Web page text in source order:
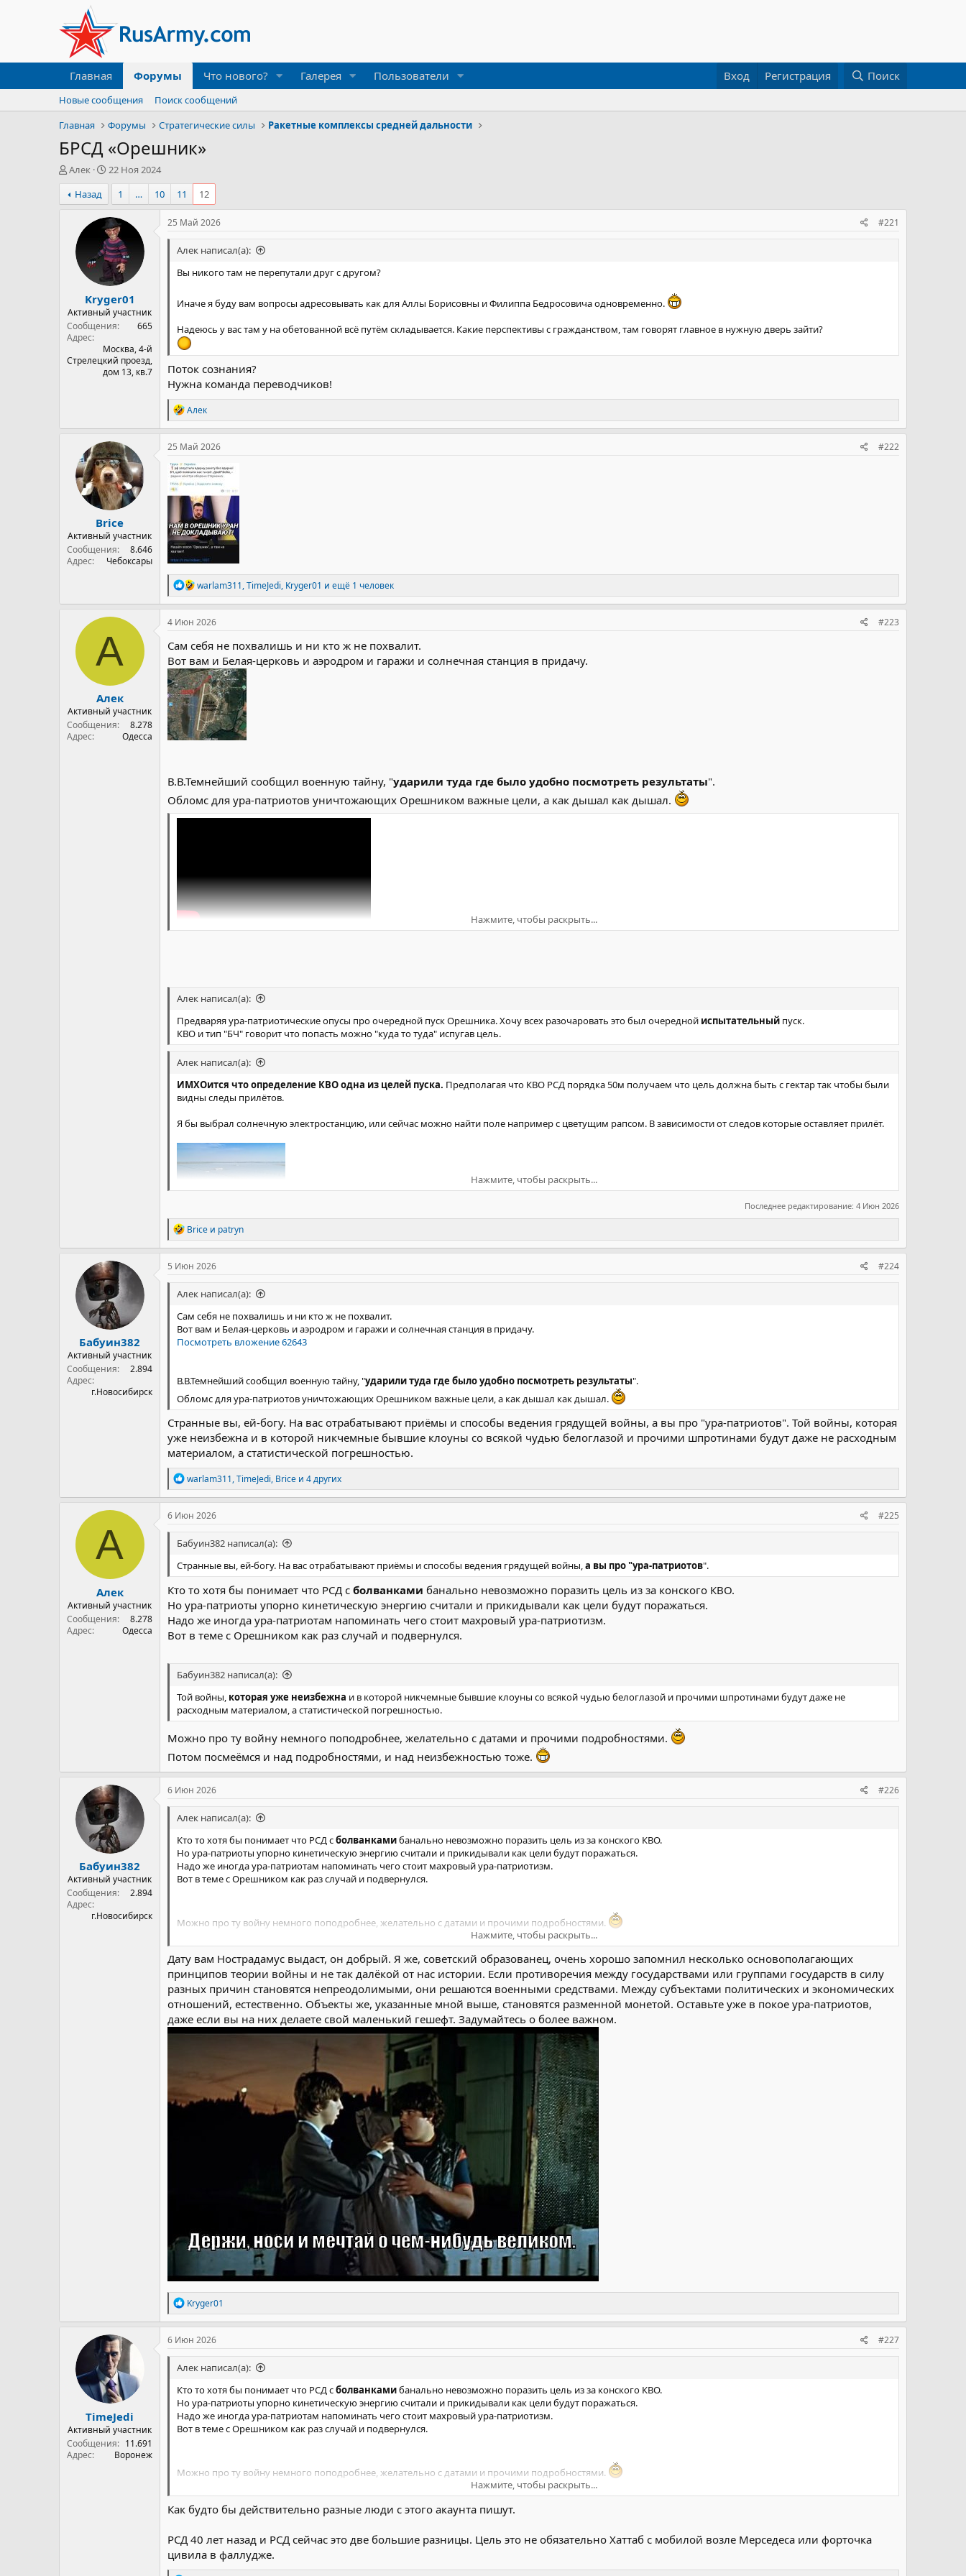
Главная Форумы Что нового? Галерея Пользователи Вход Регистрация Поиск
Новые сообщения
Поиск сообщений
Главная
Форумы Стратегические силы Ракетные комплексы средней дальности
БРСД «Орешник»
А
в
т
о
Алек
Д
а
а
н
а
ч
а
л
а
22 Ноя 2024
Назад
1 … 10 11 12
Kryger01
Активный участник
Сообщения
665
Адрес
Москва, 4-й
Стрелецкий проезд,
дом 13, кв.7
25 Май 2026 #221
Алек написал(а):
Вы никого там не перепутали друг с другом?
Иначе я буду вам вопросы адресовывать как для Аллы Борисовны и Филиппа Бедросовича одновременно.
Надеюсь у вас там у на обетованной всё путём складывается. Какие перспективы с гражданством, там говорят главное в нужную дверь зайти?
Поток сознания?
Нужна команда переводчиков!
Р
е
а
к
и
и
:
Алек
Brice
Активный участник
Сообщения
8.646
Адрес
Чебоксары
25 Май 2026 #222
Р
е
а
к
и
и
:
warlam311,TimeJedi, Kryger01 и ещё 1 человек
А
Алек
Активный участник
Сообщения
8.278
Адрес
Одесса
4 Июн 2026 #223
Сам себя не похвалишь и ни кто ж не похвалит.
Вот вам и Белая-церковь и аэродром и гаражи и солнечная станция в придачу.
В.В.Темнейший сообщил военную тайну, "ударили туда где было удобно посмотреть результаты".
Обломс для ура-патриотов уничтожающих Орешником важные цели, а как дышал как дышал.
Нажмите, чтобы раскрыть...
Алек написал(а):
Предваряя ура-патриотические опусы про очередной пуск Орешника. Хочу всех разочаровать это был очередной испытательный пуск.
КВО и тип "БЧ" говорит что попасть можно "куда то туда" испугав цель.
Алек написал(а):
ИМХОится что определение КВО одна из целей пуска. Предполагая что КВО РСД порядка 50м получаем что цель должна быть с гектар так чтобы были
видны следы прилётов.
Я бы выбрал солнечную электростанцию, или сейчас можно найти поле например с цветущим рапсом. В зависимости от следов которые оставляет прилёт.
Нажмите, чтобы раскрыть...
Последнее редактирование: 4 Июн 2026
Р
е
а
к
и
Brice и patryn
Бабуин382
Активный участник
Сообщения
2.894
Адрес
г.Новосибирск
5 Июн 2026 #224
Алек написал(а):
Сам себя не похвалишь и ни кто ж не похвалит.
Вот вам и Белая-церковь и аэродром и гаражи и солнечная станция в придачу.
Посмотреть вложение 62643
В.В.Темнейший сообщил военную тайну, "ударили туда где было удобно посмотреть результаты".
Обломс для ура-патриотов уничтожающих Орешником важные цели, а как дышал как дышал.
Странные вы, ей-богу. На вас отрабатывают приёмы и способы ведения грядущей войны, а вы про "ура-патриотов". Той войны, которая
уже неизбежна и в которой никчемные бывшие клоуны со всякой чудью белоглазой и прочими шпротинами будут даже не расходным
материалом, а статистической погрешностью.
Р
е
а
к
и
warlam311,TimeJedi, Brice и 4 других
А
Алек
Активный участник
Сообщения
8.278
Адрес
Одесса
6 Июн 2026 #225
Бабуин382 написал(а):
Странные вы, ей-богу. На вас отрабатывают приёмы и способы ведения грядущей войны,а вы про "ура-патриотов".
Кто то хотя бы понимает что РСД с болванками банально невозможно поразить цель из за конского КВО.
Но ура-патриоты упорно кинетическую энергию считали и прикидывали как цели будут поражаться.
Надо же иногда ура-патриотам напоминать чего стоит махровый ура-патриотизм.
Вот в теме с Орешником как раз случай и подвернулся.
Бабуин382 написал(а):
Той войны, которая уже неизбежна и в которой никчемные бывшие клоуны со всякой чудью белоглазой и прочими шпротинами будут даже не
расходным материалом, а статистической погрешностью.
Можно про ту войну немного поподробнее, желательно с датами и прочими подробностями.
Потом посмеёмся и над подробностями, и над неизбежностью тоже.
Бабуин382
Активный участник
Сообщения
2.894
Адрес
г.Новосибирск
6 Июн 2026 #226
Алек написал(а):
Кто то хотя бы понимает что РСД сболванкамибанально невозможно поразить цель из за конского КВО.
Но ура-патриоты упорно кинетическую энергию считали и прикидывали как цели будут поражаться.
Надо же иногда ура-патриотам напоминать чего стоит махровый ура-патриотизм.
Вот в теме с Орешником как раз случай и подвернулся.
Можно про ту войну немного поподробнее, желательно с датами и прочими подробностями.
Потом посмеёмся и над подробностями, и над неизбежностью тоже.Нажмите, чтобы раскрыть...
Дату вам Нострадамус выдаст, он добрый. Я же, советский образованец, очень хорошо запомнил несколько основополагающих
принципов теории войны и не так далёкой от нас истории. Если противоречия между государствами или группами государств в силу
разных причин становятся непреодолимыми, они решаются военными средствами. Между субъектами политических и экономических
отношений, естественно. Объекты же, указанные мной выше, становятся разменной монетой. Оставьте уже в покое ура-патриотов,
даже если вы на них делаете свой маленький гешефт. Задумайтесь о более важном.
Р
е
а
к
и
Kryger01
TimeJedi
Активный участник
Сообщения
11.691
Адрес
Воронеж
6 Июн 2026 #227
Алек написал(а):
Кто то хотя бы понимает что РСД сболванкамибанально невозможно поразить цель из за конского КВО.
Но ура-патриоты упорно кинетическую энергию считали и прикидывали как цели будут поражаться.
Надо же иногда ура-патриотам напоминать чего стоит махровый ура-патриотизм.
Вот в теме с Орешником как раз случай и подвернулся.
Можно про ту войну немного поподробнее, желательно с датами и прочими подробностями.
Потом посмеёмся и над подробностями, и над неизбежностью тоже.Нажмите, чтобы раскрыть...
Как будто бы действительно разные люди с этого акаунта пишут.
РСД 40 лет назад и РСД сейчас это две большие разницы. Цель это не обязательно Хаттаб с мобилой возле Мерседеса или форточка
цивила в фаллудже.